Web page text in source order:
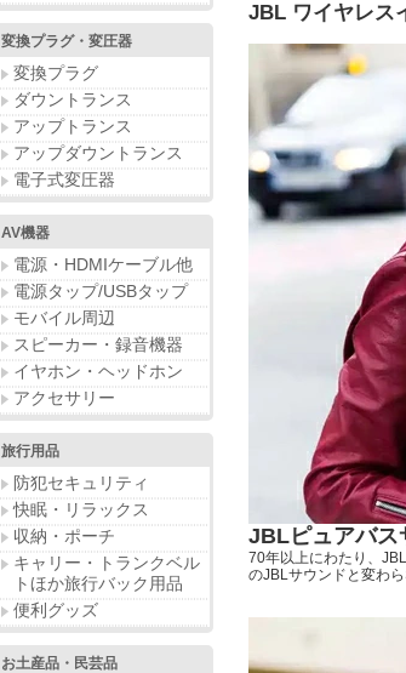
変換プラグ・変圧器
変換プラグ
ダウントランス
アップトランス
アップダウントランス
電子式変圧器
AV機器
電源・HDMIケーブル他
電源タップ/USBタップ
モバイル周辺
スピーカー・録音機器
イヤホン・ヘッドホン
アクセサリー
旅行用品
防犯セキュリティ
快眠・リラックス
収納・ポーチ
キャリー・トランクベル
トほか旅行バック用品
便利グッズ
お土産品・民芸品
JBL ワイヤレス
JBLピュアバス
70年以上にわたり、
のJBLサウンドと変わ